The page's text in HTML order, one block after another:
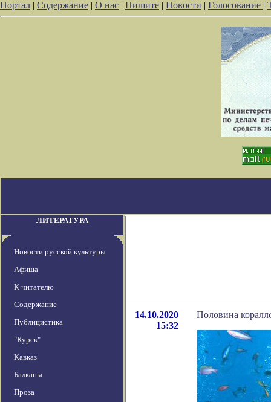
Портал | Содержание | О нас | Пишите | Новости | Голосование |
ЛИТЕРАТУРА
Новости русской культуры
Афиша
К читателю
Содержание
Публицистика
"Курск"
Кавказ
Балканы
Проза
14.10.2020
15:32
Половина